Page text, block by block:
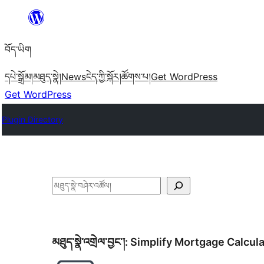
content
བོད་ཡིག
དཔེ་སྒྲོམ།མཐུད་སྣེ།Newsངེད་ཀྱི་སྐོར།ཚོགས་པ།Get WordPress
Get WordPress
Plugin Directory
བཤེར་
མཐུད་སྣེ་འགྲེལ་བྱང་།: Simplify Mortgage